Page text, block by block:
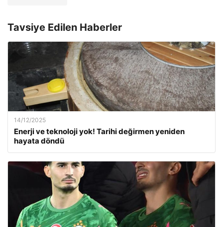
Tavsiye Edilen Haberler
14/12/2025
Enerji ve teknoloji yok! Tarihi değirmen yeniden
hayata döndü